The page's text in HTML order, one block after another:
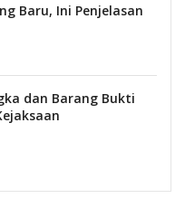
Baru, Ini Penjelasan
dan Barang Bukti